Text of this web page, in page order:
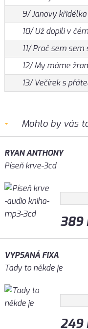
9/ Janovy křidélka
10/ Už dopili v
11/ Proč sem sem
12/ My máme
13/ Večírek s
Mohlo by vás
RYAN ANTHONY
Píseň krve-3cd
389
VYPSANÁ FIXA
Tady to někde je
249